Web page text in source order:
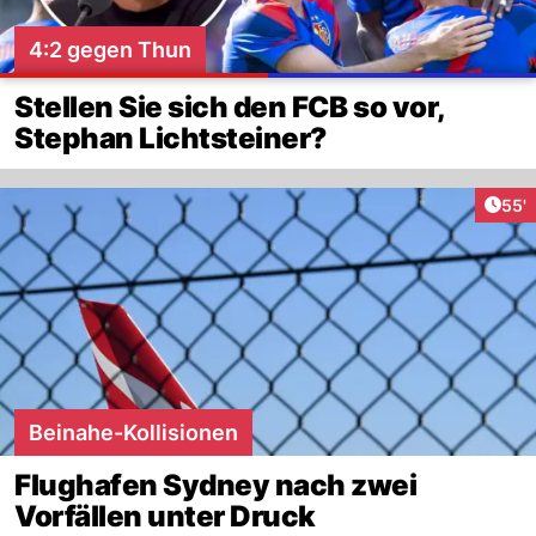
4:2 gegen Thun
Stellen Sie sich den FCB so vor,
Stephan Lichtsteiner?
55'
Beinahe-Kollisionen
Flughafen Sydney nach zwei
Vorfällen unter Druck